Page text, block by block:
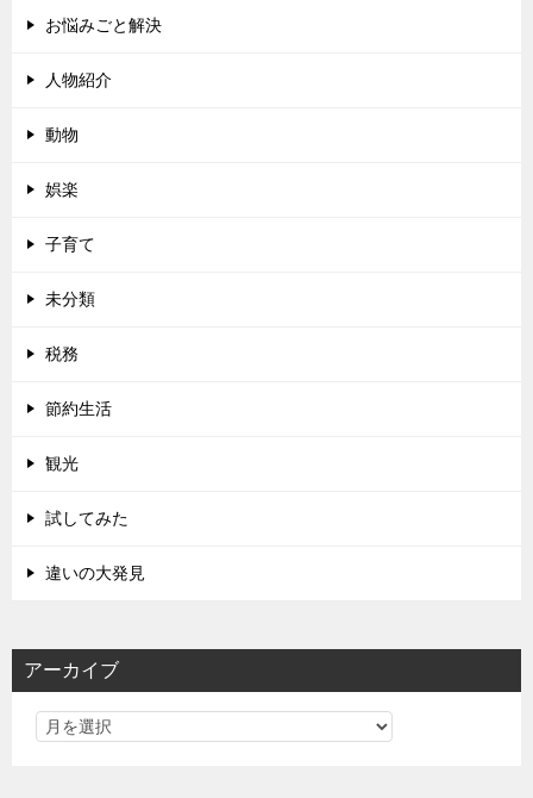
お悩みごと解決
人物紹介
動物
娯楽
子育て
未分類
税務
節約生活
観光
試してみた
違いの大発見
アーカイブ